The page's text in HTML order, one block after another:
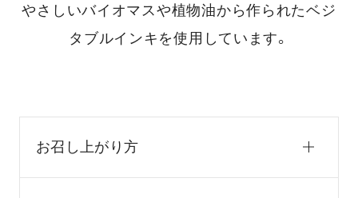
やさしいバイオマスや植物油から作られたベジ
タブルインキを使用しています。
お召し上がり方